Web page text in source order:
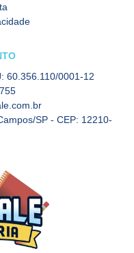
60.356.110/0001-12
SP - CEP: 12210-